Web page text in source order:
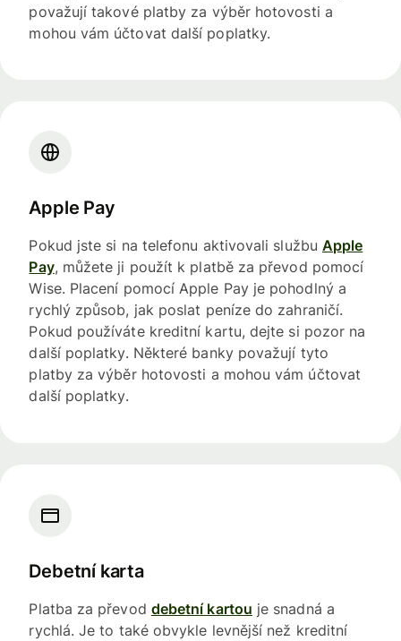
považují takové platby za výběr hotovosti a
mohou vám účtovat další poplatky.
Apple Pay
Pokud jste si na telefonu aktivovali službu Apple
Pay, můžete ji použít k platbě za převod pomocí
Wise. Placení pomocí Apple Pay je pohodlný a
rychlý způsob, jak poslat peníze do zahraničí.
Pokud používáte kreditní kartu, dejte si pozor na
další poplatky. Některé banky považují tyto
platby za výběr hotovosti a mohou vám účtovat
další poplatky.
Debetní karta
Platba za převod debetní kartou je snadná a
rychlá. Je to také obvykle levnější než kreditní